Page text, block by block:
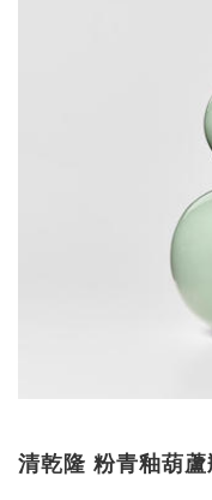
清乾隆 粉青釉葫